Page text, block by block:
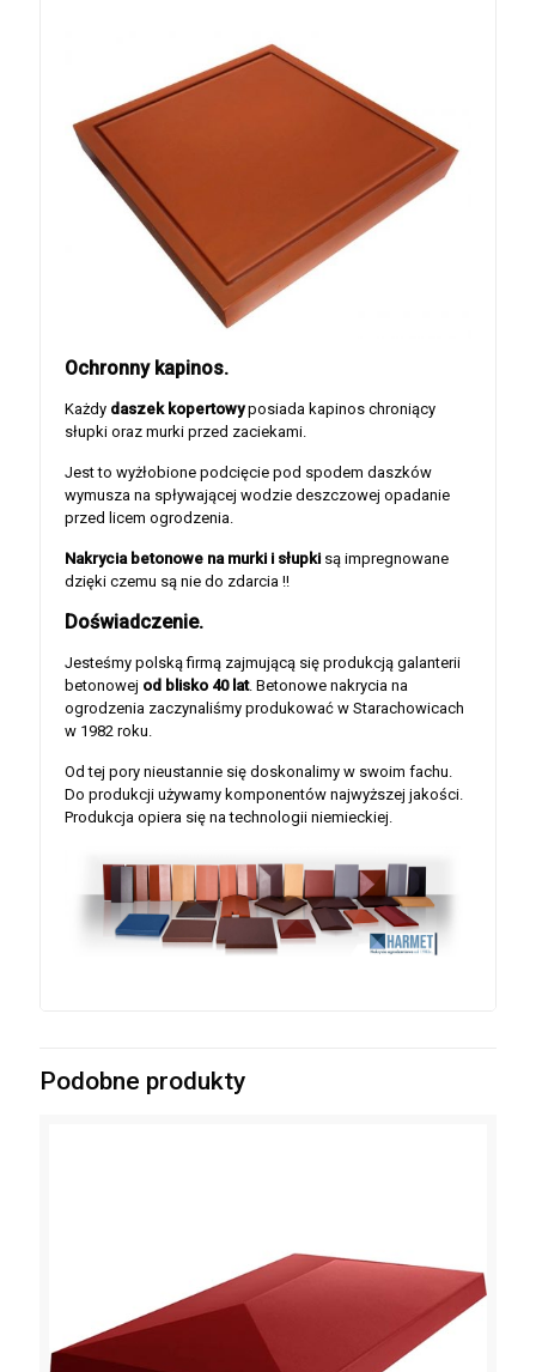
Ochronny kapinos.
Każdy daszek kopertowyposiada kapinos chroniący
słupki oraz murki przed zaciekami.
Jest to wyżłobione podcięcie pod spodem daszków
wymusza na spływającej wodzie deszczowej opadanie
przed licem ogrodzenia.
Nakrycia betonowe na murki i słupki są impregnowane
dzięki czemu są nie do zdarcia !!
Doświadczenie.
Jesteśmy polską firmą zajmującą się produkcją galanterii
betonowej od blisko 40 lat. Betonowe nakrycia na
ogrodzenia zaczynaliśmy produkować w Starachowicach
w 1982 roku.
Od tej pory nieustannie się doskonalimy w swoim fachu.
Do produkcji używamy komponentów najwyższej jakości.
Produkcja opiera się na technologii niemieckiej.
Podobne produkty